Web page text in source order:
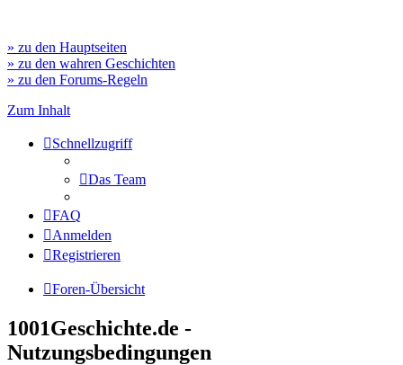
» zu den Hauptseiten
» zu den wahren Geschichten
» zu den Forums-Regeln
Zum Inhalt
Schnellzugriff
Das Team
FAQ
Anmelden
Registrieren
Foren-Übersicht
1001Geschichte.de -
Nutzungsbedingungen